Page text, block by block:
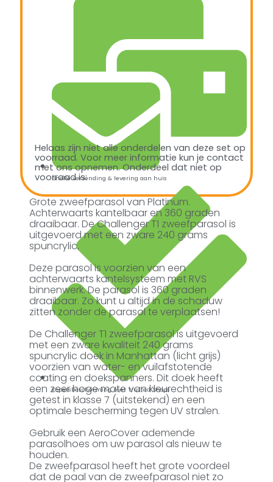
Snelle verzending & levering aan huis
Kopersbescherming met Trusted Shops
Helaas zijn niet alle onderdelen van deze set op
voorraad. Voor meer informatie kun je contact
met ons opnemen. Onderdeel dat niet op
voorraad is:
Grote zweefparasol van Platinum.
Achterwaarts kantelbaar en 360 graden
draaibaar. De Challenger T1 zweefparasol is
uitgevoerd met een zware 240 grams
spuncrylic.
Deze parasol is voorzien van een
achterwaarts kantelsysteem met RVS
binnenwerk. De parasol is 360 graden
draaibaar. Zo kunt u altijd in de schaduw
zitten zonder de parasol te verplaatsen!
De Challenger T1 zweefparasol is uitgevoerd
met een zware kwaliteit 240 grams
spuncrylic doek in Manhattan (licht grijs)
voorzien van water- en vuilafstotende
coating en doekspanners. Dit doek heeft
een zeer hoge mate van kleurechtheid is
getest in klasse 7 (uitstekend) en een
optimale bescherming tegen UV stralen.
Gebruik een AeroCover ademende
parasolhoes om uw parasol als nieuw te
houden.
De zweefparasol heeft het grote voordeel
dat de paal van de zweefparasol niet zo